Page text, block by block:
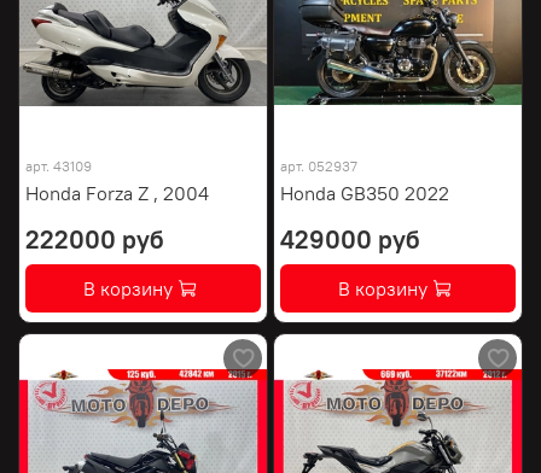
арт. 43109
Honda Forza Z , 2004
222000 руб
В корзину
арт. 052937
Honda GB350 2022
429000 руб
В корзину